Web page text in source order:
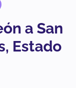
a San
Estado